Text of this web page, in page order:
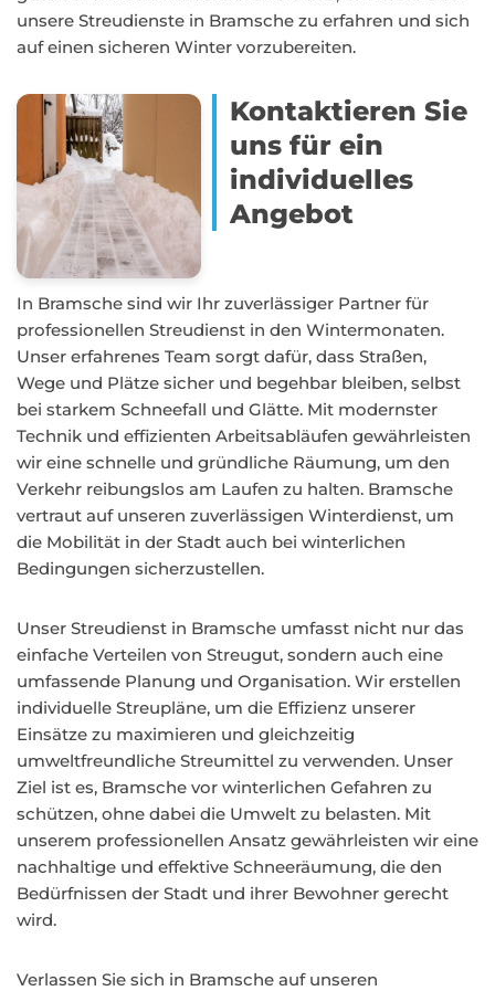
unsere Streudienste in Bramsche zu erfahren und sich
auf einen sicheren Winter vorzubereiten.
Kontaktieren Sie
uns für ein
individuelles
Angebot
In Bramsche sind wir Ihr zuverlässiger Partner für
professionellen Streudienst in den Wintermonaten.
Unser erfahrenes Team sorgt dafür, dass Straßen,
Wege und Plätze sicher und begehbar bleiben, selbst
bei starkem Schneefall und Glätte. Mit modernster
Technik und effizienten Arbeitsabläufen gewährleisten
wir eine schnelle und gründliche Räumung, um den
Verkehr reibungslos am Laufen zu halten. Bramsche
vertraut auf unseren zuverlässigen Winterdienst, um
die Mobilität in der Stadt auch bei winterlichen
Bedingungen sicherzustellen.
Unser Streudienst in Bramsche umfasst nicht nur das
einfache Verteilen von Streugut, sondern auch eine
umfassende Planung und Organisation. Wir erstellen
individuelle Streupläne, um die Effizienz unserer
Einsätze zu maximieren und gleichzeitig
umweltfreundliche Streumittel zu verwenden. Unser
Ziel ist es, Bramsche vor winterlichen Gefahren zu
schützen, ohne dabei die Umwelt zu belasten. Mit
unserem professionellen Ansatz gewährleisten wir eine
nachhaltige und effektive Schneeräumung, die den
Bedürfnissen der Stadt und ihrer Bewohner gerecht
wird.
Verlassen Sie sich in Bramsche auf unseren